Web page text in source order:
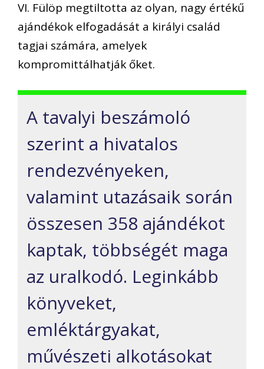
VI. Fülöp megtiltotta az olyan, nagy értékű
ajándékok elfogadását a királyi család
tagjai számára, amelyek
kompromittálhatják őket.
A tavalyi beszámoló
szerint a hivatalos
rendezvényeken,
valamint utazásaik során
összesen 358 ajándékot
kaptak, többségét maga
az uralkodó. Leginkább
könyveket,
emléktárgyakat,
művészeti alkotásokat